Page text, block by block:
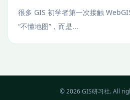
很多 GIS 初学者第一次接触
“不懂地图”，而是...
© 2026 GIS研习社. All